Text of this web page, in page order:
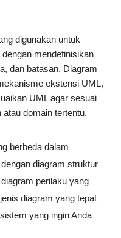
digunakan untuk
mendefinisikan
dan batasan. Diagram
ekstensi UML,
UML agar sesuai
domain tertentu.
berbeda dalam
diagram struktur
perilaku yang
diagram yang tepat
yang ingin Anda